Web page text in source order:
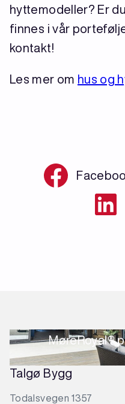
hyttemodeller? Er
finnes i vår
kontakt!
Les mer om hus og
MøreRoyal®
Talgø Bygg
Todalsvegen 1357